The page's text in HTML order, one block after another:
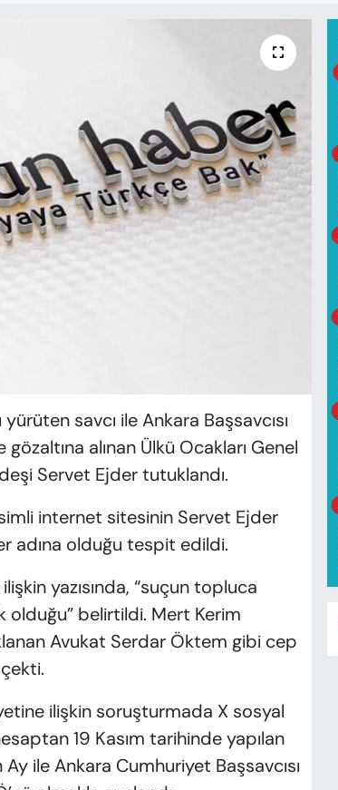
savcı ile Ankara Başsavcısı
alınan Ülkü Ocakları Genel
Servet Ejder tutuklandı.
internet sitesinin Servet Ejder
adına olduğu tespit edildi.
yazısında, “suçun topluca
olduğu” belirtildi. Mert Kerim
Avukat Serdar Öktem gibi cep
ilişkin soruşturmada X sosyal
19 Kasım tarihinde yapılan
Ay ile Ankara Cumhuriyet Başsavcısı